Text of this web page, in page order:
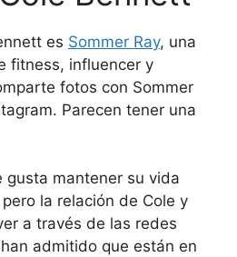
es Sommer Ray, una
fitness, influencer y
fotos con Sommer
Parecen tener una
gusta mantener su vida
la relación de Cole y
a través de las redes
admitido que están en